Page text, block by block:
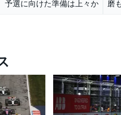
予選に向けた準備は上々か
磨